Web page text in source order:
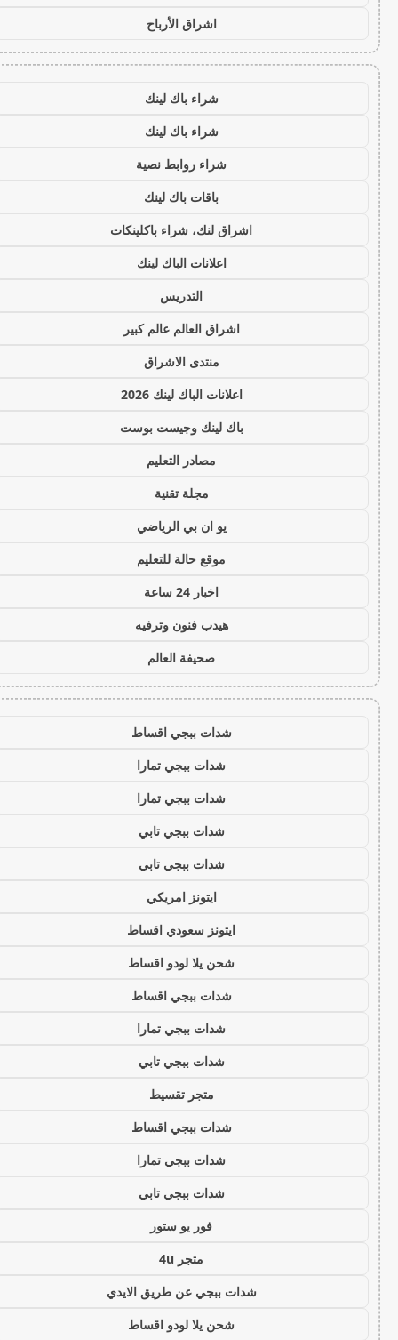
اشراق الأرباح
شراء باك لينك
شراء باك لينك
شراء روابط نصية
باقات باك لينك
اشراق لنك، شراء باكلينكات
اعلانات الباك لينك
التدريس
اشراق العالم عالم كبير
منتدى الاشراق
اعلانات الباك لينك 2026
باك لينك وجيست بوست
مصادر التعليم
مجلة تقنية
يو ان بي الرياضي
موقع حالة للتعليم
اخبار 24 ساعة
هيدب فنون وترفيه
صحيفة العالم
شدات ببجي اقساط
شدات ببجي تمارا
شدات ببجي تمارا
شدات ببجي تابي
شدات ببجي تابي
ايتونز امريكي
ايتونز سعودي اقساط
شحن يلا لودو اقساط
شدات ببجي اقساط
شدات ببجي تمارا
شدات ببجي تابي
متجر تقسيط
شدات ببجي اقساط
شدات ببجي تمارا
شدات ببجي تابي
فور يو ستور
متجر 4u
شدات ببجي عن طريق الايدي
شحن يلا لودو اقساط